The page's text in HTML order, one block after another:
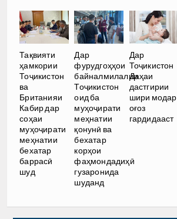
Тақвияти
ҳамкории
Тоҷикистон
ва
Британияи
Кабир дар
соҳаи
муҳоҷирати
меҳнатии
бехатар
баррасӣ
шуд
Дар
фурудгоҳҳои
байналмилалии
Тоҷикистон
оид ба
муҳоҷирати
меҳнатии
қонунӣ ва
бехатар
корҳои
фаҳмондадиҳӣ
гузаронида
шуданд
Дар
Тоҷикистон
Даҳаи
дастгирии
шири модар
оғоз
гардидааст